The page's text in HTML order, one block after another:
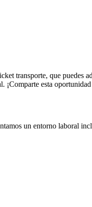
transporte, que puedes
¡Comparte esta
un entorno laboral